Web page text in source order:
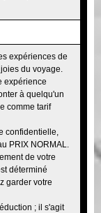
expériences de
du voyage.
expérience
à quelqu'un
comme tarif
confidentielle,
PRIX NORMAL.
de votre
déterminé
garder votre
; il s'agit